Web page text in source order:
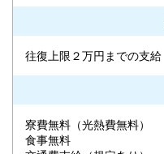
往復上限２万円までの支給
寮費無料（光熱費無料）
食事無料